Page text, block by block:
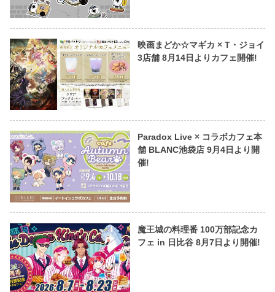
映画まどか☆マギカ × T・ジョイ
3店舗 8月14日よりカフェ開催!
Paradox Live × コラボカフェ本
舗 BLANC池袋店 9月4日より開
催!
魔王城の料理番 100万部記念カ
フェ in 日比谷 8月7日より開催!